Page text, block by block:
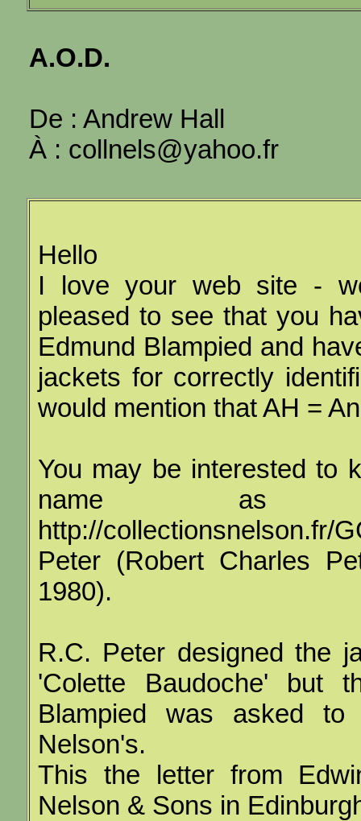
A.O.D.
De : Andrew Hall
À : collnels@yahoo.fr
Hello
I love your web site -
pleased to see that you
Edmund Blampied and
jackets for correctly
would mention that AH =
You may be interested to
name as
http://
Peter (Robert Charles
1980).
R.C. Peter designed the
'Colette Baudoche' but
Blampied was asked
Nelson's.
This the letter from
Nelson & Sons in